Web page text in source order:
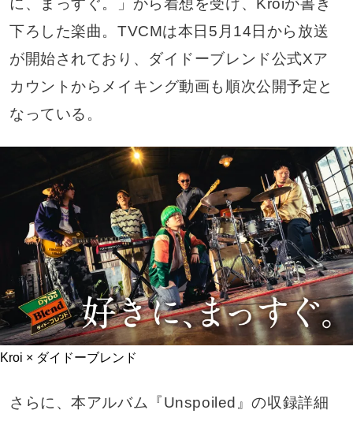
に、まっすぐ。」から着想を受け、Kroiが書き
下ろした楽曲。TVCMは本日5月14日から放送
が開始されており、ダイドーブレンド公式Xア
カウントからメイキング動画も順次公開予定と
なっている。
Kroi × ダイドーブレンド
さらに、本アルバム『Unspoiled』の収録詳細